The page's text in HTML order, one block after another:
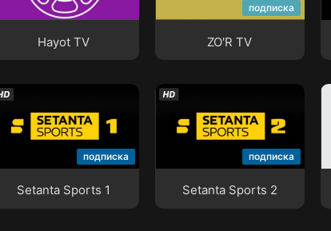
Hayot TV
Hayot TV
подписка
ZO'R TV
подписка
Setanta Sports 1
Setanta Sports 1
подписка
Setanta Sports 2
Setanta Sports 2